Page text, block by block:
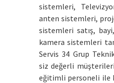
sistemleri,
anten sistemleri,
sistemleri satış,
kamera sistemleri
Servis 34 Grup
siz değerli
eğitimli personeli ile